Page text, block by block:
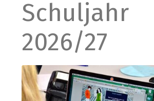
Schuljahr
2026/27